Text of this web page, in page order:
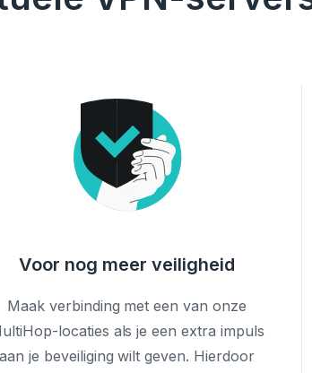
Voor nog meer veiligheid
Maak verbinding met een van onze
locaties als je een extra impuls
aan je beveiliging wilt geven. Hierdoor